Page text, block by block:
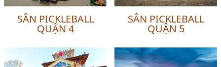
SÂN PICKLEBALL
QUẬN 4
SÂN PICKLEBALL
QUẬN 5